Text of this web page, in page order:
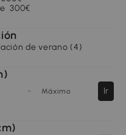
300€
de verano (4)
- Máximo Ir